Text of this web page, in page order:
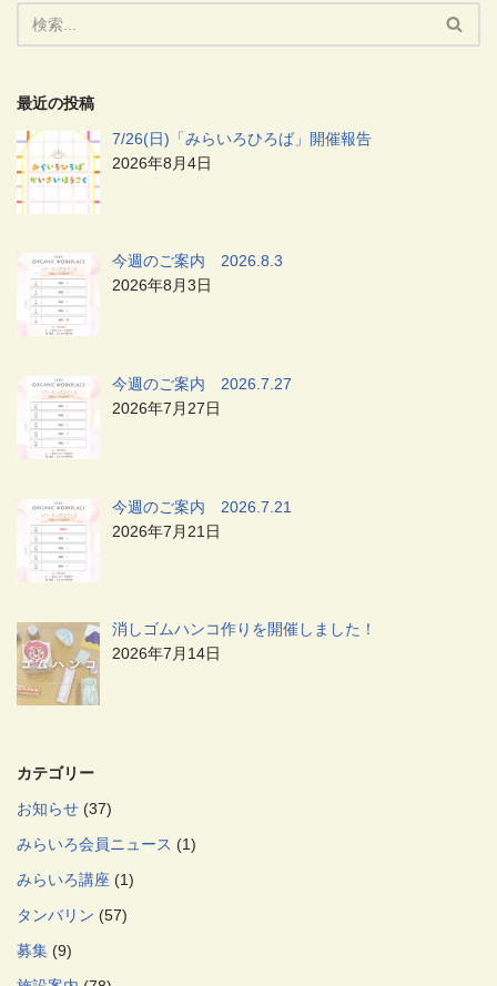
最近の投稿
7/26(日)「みらいろひろば」開催報告
2026年8月4日
今週のご案内 2026.8.3
2026年8月3日
今週のご案内 2026.7.27
2026年7月27日
今週のご案内 2026.7.21
2026年7月21日
消しゴムハンコ作りを開催しました！
2026年7月14日
カテゴリー
お知らせ (37)
みらいろ会員ニュース (1)
みらいろ講座 (1)
タンバリン (57)
募集 (9)